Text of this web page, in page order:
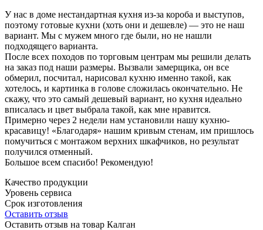
У нас в доме нестандартная кухня из-за короба и выступов,
поэтому готовые кухни (хоть они и дешевле) — это не наш
вариант. Мы с мужем много где были, но не нашли
подходящего варианта.
После всех походов по торговым центрам мы решили делать
на заказ под наши размеры. Вызвали замерщика, он все
обмерил, посчитал, нарисовал кухню именно такой, как
хотелось, и картинка в голове сложилась окончательно. Не
скажу, что это самый дешевый вариант, но кухня идеально
вписалась и цвет выбрала такой, как мне нравится.
Примерно через 2 недели нам установили нашу кухню-
красавицу! «Благодаря» нашим кривым стенам, им пришлось
помучиться с монтажом верхних шкафчиков, но результат
получился отменный.
Большое всем спасибо! Рекомендую!
Качество продукции
Уровень сервиса
Срок изготовления
Оставить отзыв
Оставить отзыв на товар Калган